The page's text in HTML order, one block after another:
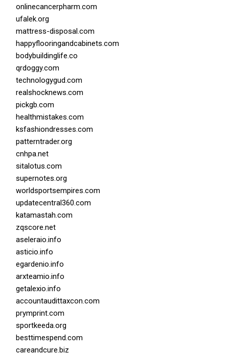
onlinecancerpharm.com
ufalek.org
mattress-disposal.com
happyflooringandcabinets.com
bodybuildinglife.co
qrdoggy.com
technologygud.com
realshocknews.com
pickgb.com
healthmistakes.com
ksfashiondresses.com
patterntrader.org
cnhpa.net
sitalotus.com
supernotes.org
worldsportsempires.com
updatecentral360.com
katamastah.com
zqscore.net
aseleraio.info
asticio.info
egardenio.info
arxteamio.info
getalexio.info
accountaudittaxcon.com
prymprint.com
sportkeeda.org
besttimespend.com
careandcure.biz